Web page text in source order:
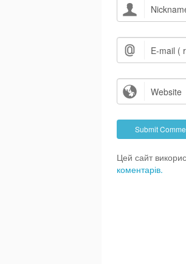
Цей сайт
коментарів.